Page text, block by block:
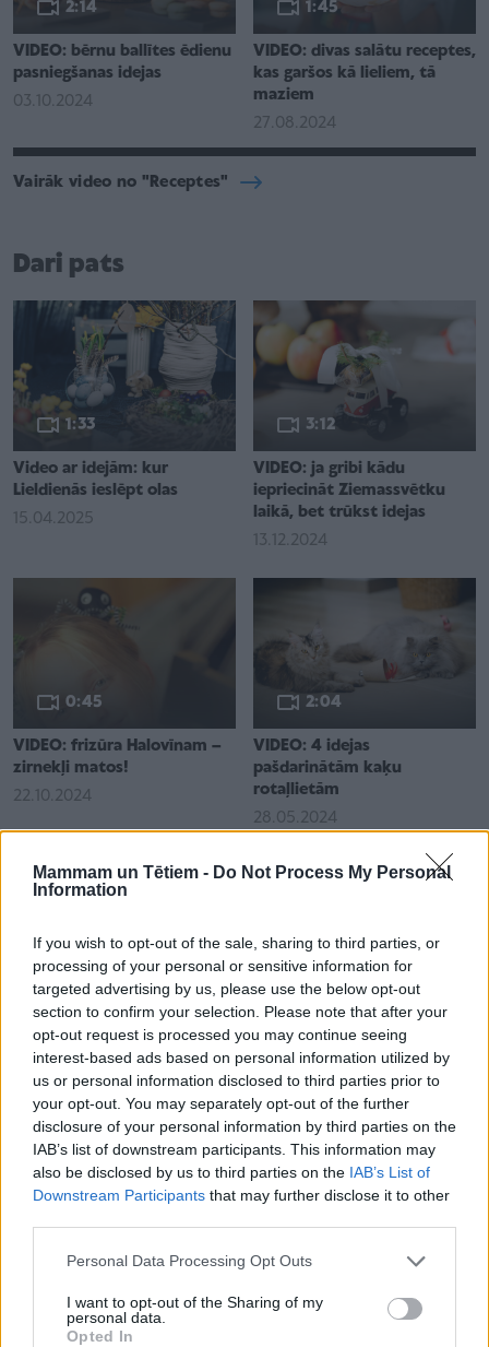
Mammam un Tētiem - Do Not Process My Personal
Information
If you wish to opt-out of the sale, sharing to third parties, or
processing of your personal or sensitive information for
targeted advertising by us, please use the below opt-out
section to confirm your selection. Please note that after your
opt-out request is processed you may continue seeing
interest-based ads based on personal information utilized by
us or personal information disclosed to third parties prior to
your opt-out. You may separately opt-out of the further
disclosure of your personal information by third parties on the
IAB’s list of downstream participants. This information may
also be disclosed by us to third parties on the IAB’s List of
Downstream Participants that may further disclose it to other
Personal Data Processing Opt Outs
I want to opt-out of the Sharing of my
personal data.
Opted In
2:14
VIDEO: bērnu ballītes ēdienu
pasniegšanas idejas
03.10.2024
1:45
VIDEO: divas salātu receptes,
kas garšos kā lieliem, tā
maziem
27.08.2024
Vairāk video no "Receptes"
Dari pats
1:33
Video ar idejām: kur
Lieldienās ieslēpt olas
15.04.2025
3:12
VIDEO: ja gribi kādu
iepriecināt Ziemassvētku
laikā, bet trūkst idejas
13.12.2024
0:45
VIDEO: frizūra Halovīnam –
zirnekļi matos!
22.10.2024
2:04
VIDEO: 4 idejas
pašdarinātām kaķu
rotaļlietām
28.05.2024
Vairāk video no "Dari pats"
Skaistums un veselība
"Kā uzturēt asu prātu mūža
garumā?" stāsta profesors
12:45
Bērnu redze – atbildes uz
jautājumiem